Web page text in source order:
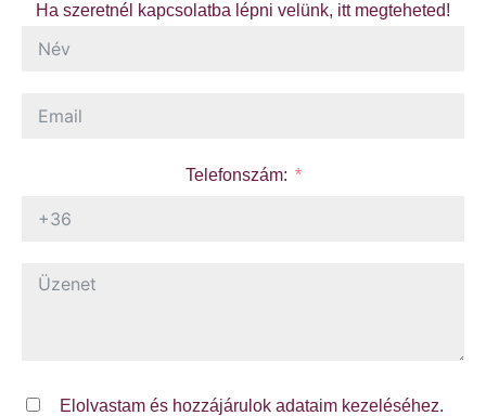
Ha szeretnél kapcsolatba lépni velünk, itt megteheted!
Telefonszám:
Elolvastam és hozzájárulok adataim kezeléséhez.